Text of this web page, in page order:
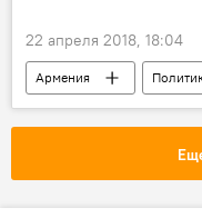
22 апреля 2018, 18:04
Армения